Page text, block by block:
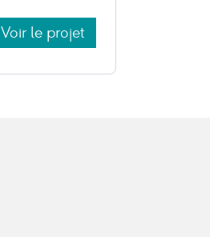
Voir le projet